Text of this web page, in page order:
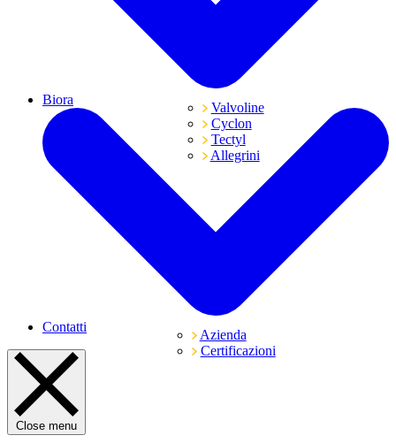
Valvoline
Cyclon
Tectyl
Allegrini
Biora
Azienda
Certificazioni
Contatti
Close menu